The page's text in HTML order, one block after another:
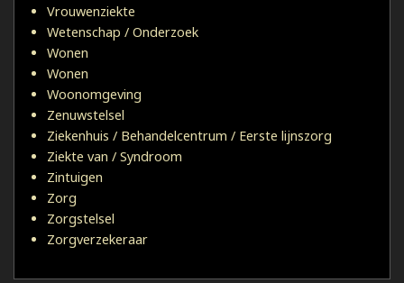
Vrouwenziekte
Wetenschap / Onderzoek
Wonen
Wonen
Woonomgeving
Zenuwstelsel
Ziekenhuis / Behandelcentrum / Eerste lijnszorg
Ziekte van / Syndroom
Zintuigen
Zorg
Zorgstelsel
Zorgverzekeraar